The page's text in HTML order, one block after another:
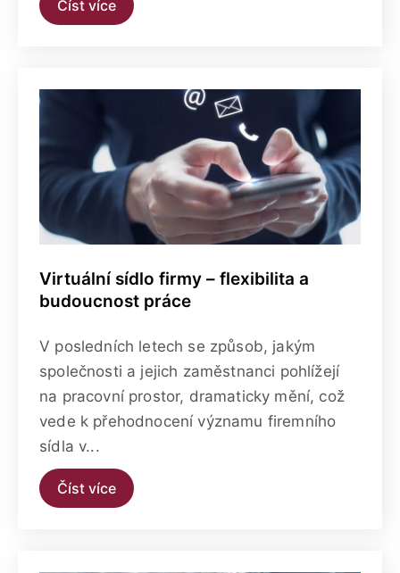
Číst více
Virtuální sídlo firmy – flexibilita a
budoucnost práce
V posledních letech se způsob, jakým
společnosti a jejich zaměstnanci pohlížejí
na pracovní prostor, dramaticky mění, což
vede k přehodnocení významu firemního
sídla v...
Číst více